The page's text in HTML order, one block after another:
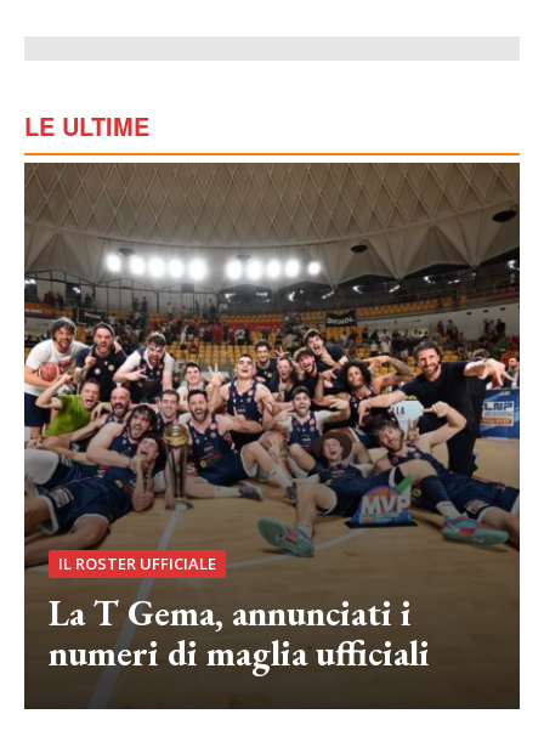
LE ULTIME
IL ROSTER UFFICIALE
La T Gema, annunciati i
numeri di maglia ufficiali